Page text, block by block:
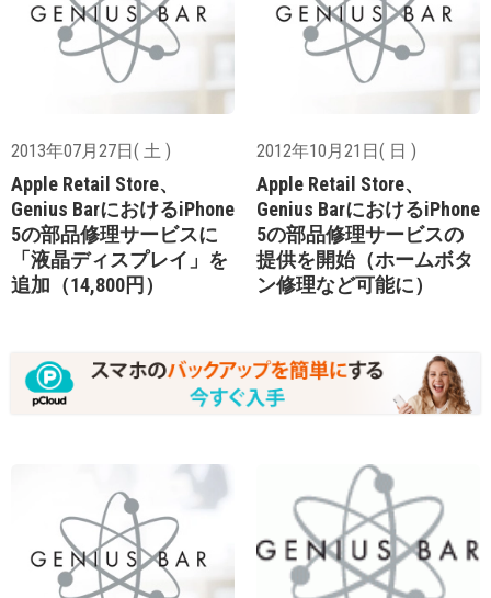
2013年07月27日( 土 )
Apple Retail Store、
Genius BarにおけるiPhone
5の部品修理サービスに
「液晶ディスプレイ」を
追加（14,800円）
2012年10月21日( 日 )
Apple Retail Store、
Genius BarにおけるiPhone
5の部品修理サービスの
提供を開始（ホームボタ
ン修理など可能に）